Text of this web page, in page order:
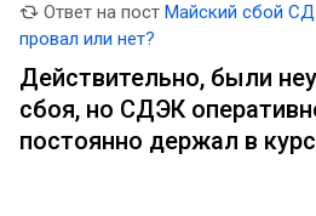
Ответ на пост Майский сбой
провал или нет?
Действительно, были
сбоя, но СДЭК
постоянно держал в